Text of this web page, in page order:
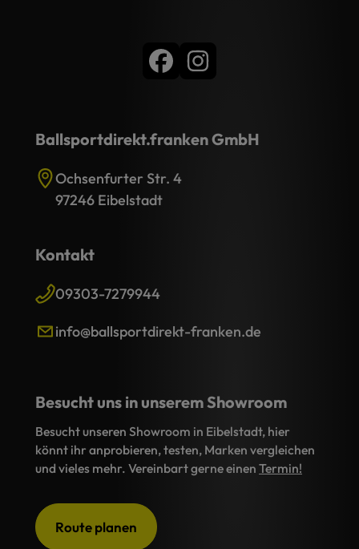
Ballsportdirekt.franken GmbH
Ochsenfurter Str. 4
97246 Eibelstadt
Kontakt
09303-7279944
info@ballsportdirekt-franken.de
Besucht uns in unserem Showroom
Besucht unseren Showroom in Eibelstadt, hier
könnt ihr anprobieren, testen, Marken vergleichen
und vieles mehr. Vereinbart gerne einen Termin!
Route planen